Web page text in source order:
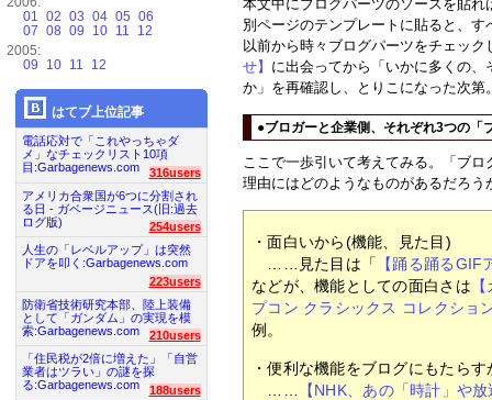
本文中にブログパーツのソースを貼
別ページのテンプレートに貼ると、
以前から時々ブログパーツをチェッ
せ】 に出会ってから「いかに多くの
か」を再確認し、とりこになった次第
●ブロガーと企業側、それぞれ3つの「
ここで一歩引いて考えてみる。「ブ
理由にはどのようなものがあるだろ
・面白いから(機能、見た目)
……見た目は「
【踊る踊る
などが、機能としての面白さは
プコン クラシックス コレクショ
例。
・便利な機能をブログにもたらす
【NHK、あの「時計」や
01 02 03 04 05 06
07 08 09 10 11
12
2005:
09
10 11 12
はてブ上位記事
電話応対で「これやっちゃダ
メ」なチェックリスト10項
目:Garbagenews.com
316users
アメリカ合衆国が6つに分割され
る日 - ガベージニュース(旧:過去
ログ版)
254users
人生の「レベルアップ」は突然
ドアを叩く:Garbagenews.com
223users
防衛省技術研究本部、陸上装備
として「ガンダム」の実現を模
索:Garbagenews.com
210users
「住民税が2倍に増えた」「自営
業者はツラい」の謎を探
る:Garbagenews.com
188users